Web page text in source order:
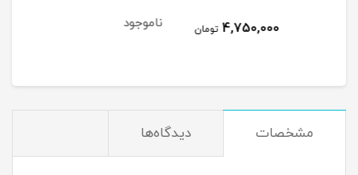
4,750,000 تومان ناموجود
مشخصات دیدگاه‌ها